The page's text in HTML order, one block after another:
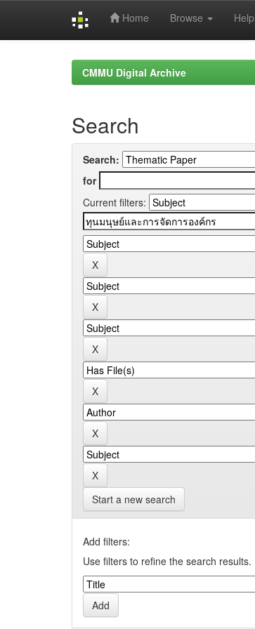
Home Browse Help
CMMU Digital Archive
Search
Search:
for
Current filters:
Start a new search
Add filters:
Use filters to refine the search results.